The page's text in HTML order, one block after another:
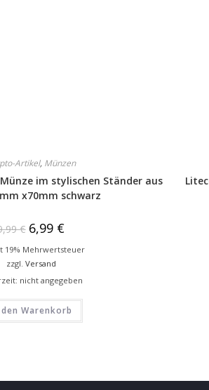
Artikel, Münzen
im stylischen Ständer aus
x70mm schwarz
€ 6,99 €
19% Mehrwertsteuer
zzgl. Versand
nicht angegeben
Warenkorb